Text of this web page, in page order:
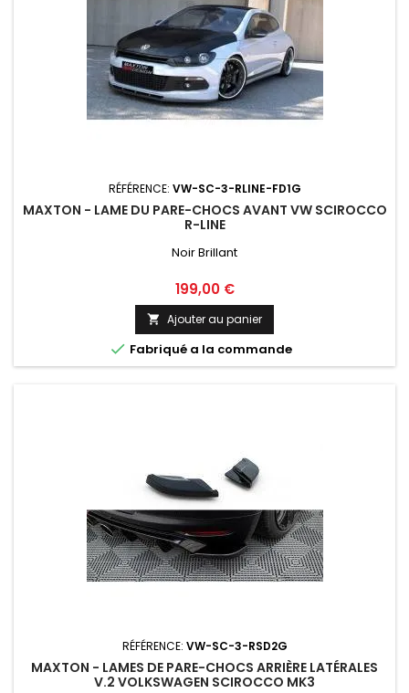
RÉFÉRENCE: VW-SC-3-RLINE-FD1G
MAXTON - LAME DU PARE-CHOCS AVANT VW SCIROCCO
R-LINE
Noir Brillant
Prix
199,00 €
 Ajouter au panier
 Fabriqué a la commande
RÉFÉRENCE: VW-SC-3-RSD2G
MAXTON - LAMES DE PARE-CHOCS ARRIÈRE LATÉRALES
V.2 VOLKSWAGEN SCIROCCO MK3